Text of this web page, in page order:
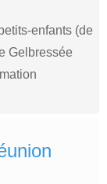
enfants (de
Gelbressée